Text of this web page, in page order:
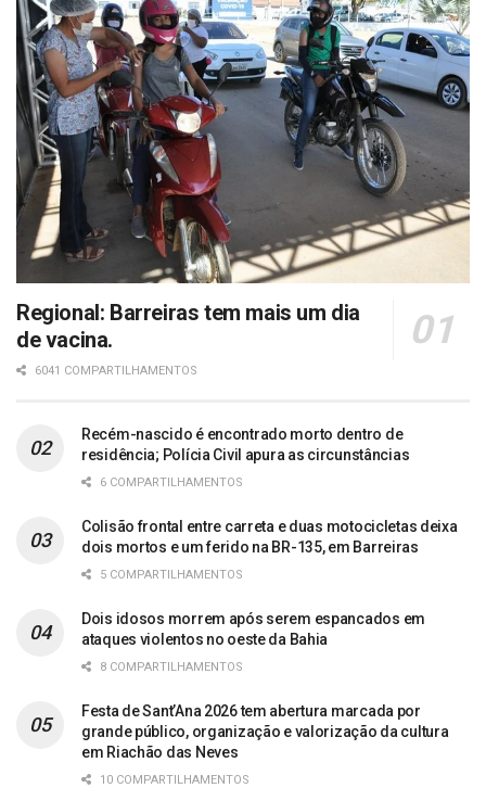
Regional: Barreiras tem mais um dia
de vacina.
6041 COMPARTILHAMENTOS
Recém-nascido é encontrado morto dentro de
residência; Polícia Civil apura as circunstâncias
6 COMPARTILHAMENTOS
Colisão frontal entre carreta e duas motocicletas deixa
dois mortos e um ferido na BR-135, em Barreiras
5 COMPARTILHAMENTOS
Dois idosos morrem após serem espancados em
ataques violentos no oeste da Bahia
8 COMPARTILHAMENTOS
Festa de Sant’Ana 2026 tem abertura marcada por
grande público, organização e valorização da cultura
em Riachão das Neves
10 COMPARTILHAMENTOS